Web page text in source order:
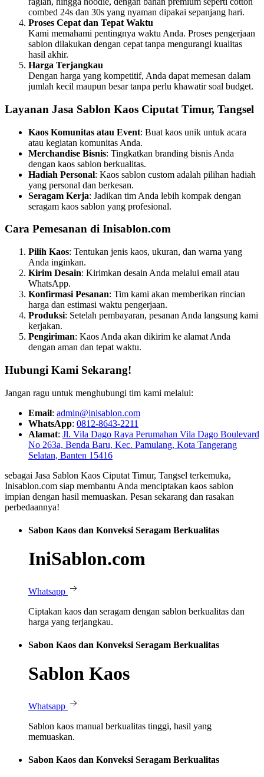
combed 24s dan 30s yang nyaman dipakai sepanjang hari.
Proses Cepat dan Tepat Waktu
Kami memahami pentingnya waktu Anda. Proses pengerjaan
sablon dilakukan dengan cepat tanpa mengurangi kualitas
hasil akhir.
Harga Terjangkau
Dengan harga yang kompetitif, Anda dapat memesan dalam
jumlah kecil maupun besar tanpa perlu khawatir soal budget.
Layanan Jasa Sablon Kaos Ciputat Timur, Tangsel
Kaos Komunitas atau Event: Buat kaos unik untuk acara
atau kegiatan komunitas Anda.
Merchandise Bisnis: Tingkatkan branding bisnis Anda
dengan kaos sablon berkualitas.
Hadiah Personal: Kaos sablon custom adalah pilihan hadiah
yang personal dan berkesan.
Seragam Kerja: Jadikan tim Anda lebih kompak dengan
seragam kaos sablon yang profesional.
Cara Pemesanan di Inisablon.com
Pilih Kaos: Tentukan jenis kaos, ukuran, dan warna yang
Anda inginkan.
Kirim Desain: Kirimkan desain Anda melalui email atau
WhatsApp.
Konfirmasi Pesanan: Tim kami akan memberikan rincian
harga dan estimasi waktu pengerjaan.
Produksi: Setelah pembayaran, pesanan Anda langsung kami
kerjakan.
Pengiriman: Kaos Anda akan dikirim ke alamat Anda
dengan aman dan tepat waktu.
Hubungi Kami Sekarang!
Jangan ragu untuk menghubungi tim kami melalui:
Email: admin@inisablon.com
WhatsApp: 0812-8643-2211
Alamat: Jl. Vila Dago Raya Perumahan Vila Dago Boulevard
No 263a, Benda Baru, Kec. Pamulang, Kota Tangerang
Selatan, Banten 15416
sebagai Jasa Sablon Kaos Ciputat Timur, Tangsel terkemuka,
Inisablon.com siap membantu Anda menciptakan kaos sablon
impian dengan hasil memuaskan. Pesan sekarang dan rasakan
perbedaannya!
Sabon Kaos dan Konveksi Seragam Berkualitas
IniSablon.com
Whatsapp
Ciptakan kaos dan seragam dengan sablon berkualitas dan
harga yang terjangkau.
Sabon Kaos dan Konveksi Seragam Berkualitas
Sablon Kaos
Whatsapp
Sablon kaos manual berkualitas tinggi, hasil yang
memuaskan.
Sabon Kaos dan Konveksi Seragam Berkualitas